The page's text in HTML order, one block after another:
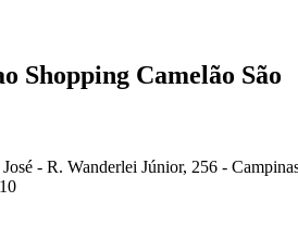
Shopping Camelão São
- R. Wanderlei Júnior, 256 -